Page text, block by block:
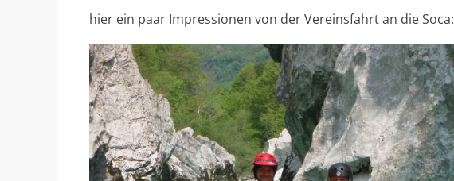
hier ein paar Impressionen von der Vereinsfahrt an die Soca: